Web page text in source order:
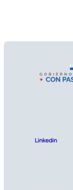
Linkedin